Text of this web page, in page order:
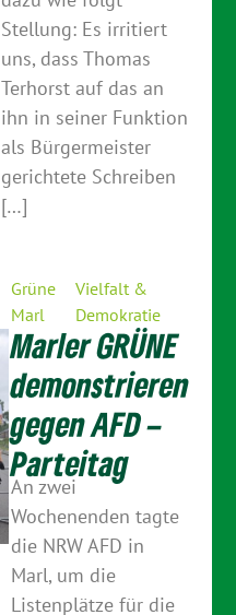
Stellung: Es irritiert
uns, dass Thomas
Terhorst auf das an
ihn in seiner Funktion
als Bürgermeister
gerichtete Schreiben
[…]
Grüne
Marl
Vielfalt &
Demokratie
Marler GRÜNE
demonstrieren
gegen AFD –
Parteitag
An zwei
Wochenenden tagte
die NRW AFD in
Marl, um die
Listenplätze für die